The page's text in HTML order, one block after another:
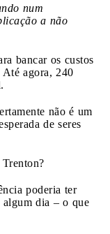
num
a não
bancar os custos
agora, 240
não é um
de seres
poderia ter
algum dia – o que